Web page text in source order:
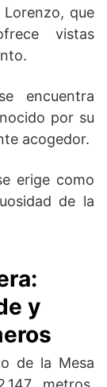
que
vistas
encuentra
por su
acogedor.
erige como
de la
y
de la Mesa